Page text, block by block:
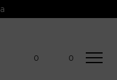
0 0